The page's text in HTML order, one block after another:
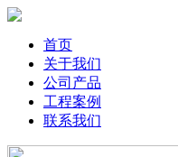
首页
关于我们
公司产品
工程案例
联系我们